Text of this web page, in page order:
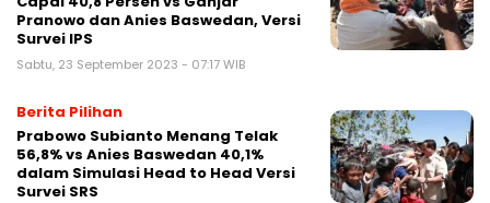
Pranowo dan Anies Baswedan, Versi
Survei IPS
Sabtu, 23 September 2023 - 07:17 WIB
Berita Pilihan
Prabowo Subianto Menang Telak
56,8% vs Anies Baswedan 40,1%
dalam Simulasi Head to Head Versi
Survei SRS